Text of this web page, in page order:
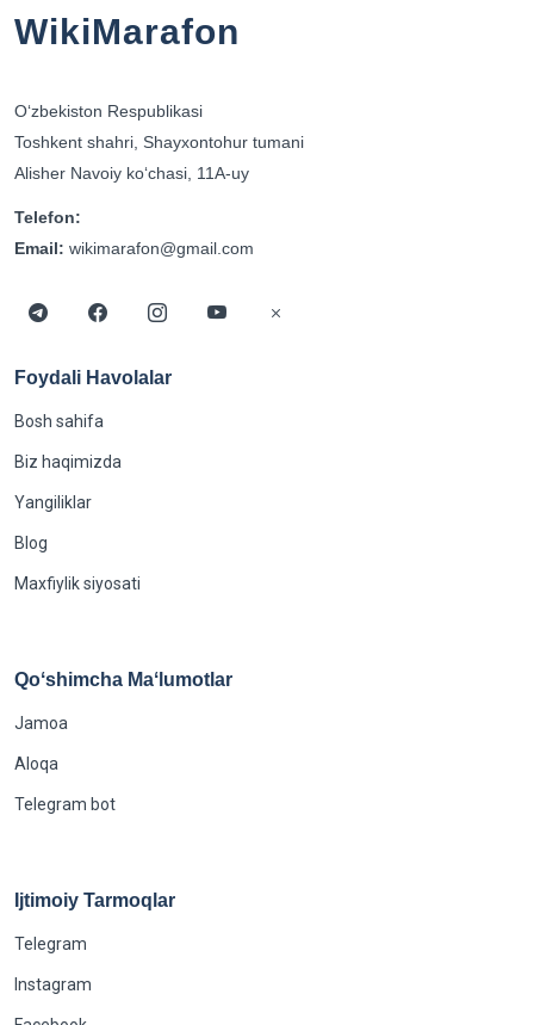
WikiMarafon
Oʻzbekiston Respublikasi
Toshkent shahri, Shayxontohur tumani
Alisher Navoiy koʻchasi, 11A-uy
Telefon:
Email: wikimarafon@gmail.com
Foydali Havolalar
Bosh sahifa
Biz haqimizda
Yangiliklar
Blog
Maxfiylik siyosati
Qoʻshimcha Maʻlumotlar
Jamoa
Aloqa
Telegram bot
Ijtimoiy Tarmoqlar
Telegram
Instagram